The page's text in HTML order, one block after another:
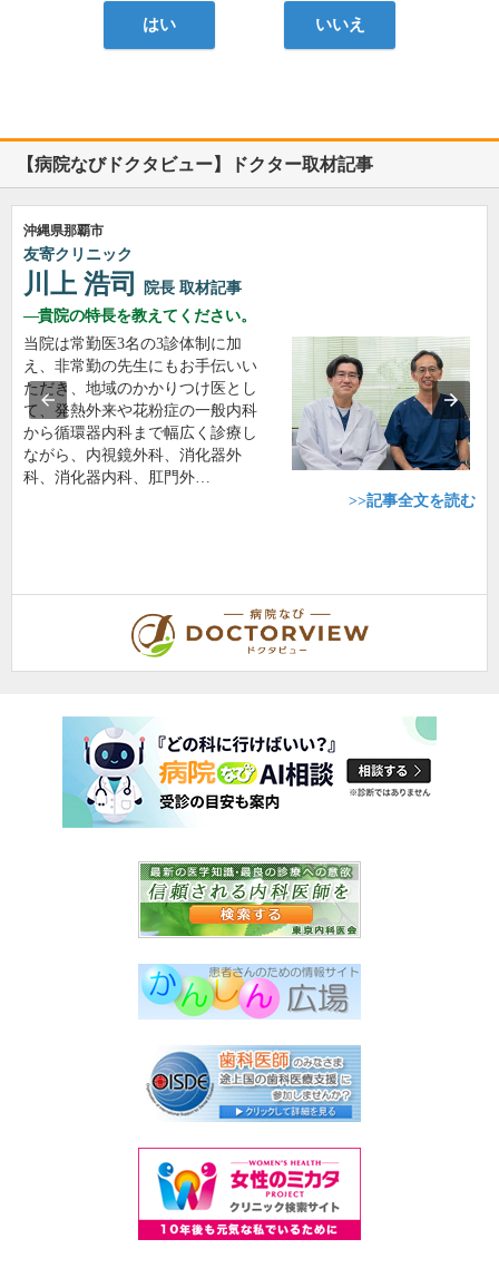
はい いいえ
【病院なびドクタビュー】ドクター取材記事
沖縄県那覇市
友寄クリニック
川上 浩司 院長 取材記事
貴院の特長を教えてください。
当院は常勤医3名の3診体制に加
え、非常勤の先生にもお手伝いい
ただき、地域のかかりつけ医とし
て、発熱外来や花粉症の一般内科
から循環器内科まで幅広く診療し
ながら、内視鏡外科、消化器外
科、消化器内科、肛門外…
>>記事全文を読む